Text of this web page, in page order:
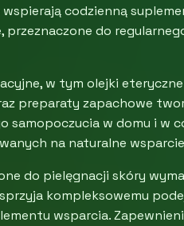
codzienną
przeznaczone do
w tym olejki
preparaty zapachowe
w domu i w
na naturalne
do pielęgnacji skóry
kompleksowemu
wsparcia.